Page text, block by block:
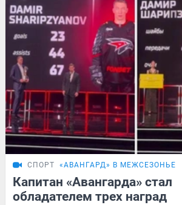
СПОРТ «АВАНГАРД» В МЕЖСЕЗОНЬЕ
Капитан «Авангарда» стал
обладателем трех наград